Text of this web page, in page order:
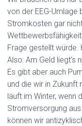
von der EEG-Umlage
Stromkosten gar
Wettbewerbsfähigkeit
Frage gestellt würde.
Also: Am Geld liegt’s
Es gibt aber auch
und die wir in Zukunft
läuft im Winter, wenn
Stromversorgung
können wir